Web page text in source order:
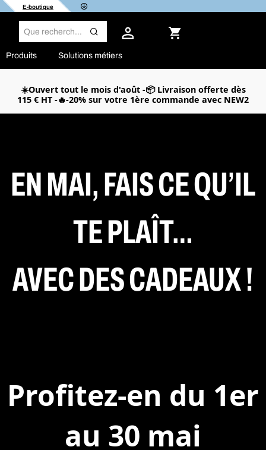
E-boutique
Produits Solutions métiers
☀️Ouvert tout le mois d'août -📦 Livraison offerte dès
115 € HT -🔥-20% sur votre 1ère commande avec NEW2
EN MAI, FAIS CE QU’IL
TE PLAÎT…
AVEC DES CADEAUX !
Profitez-en du 1er
au 30 mai